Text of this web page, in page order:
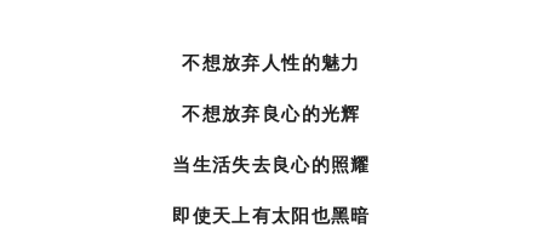
不想放弃人性的魅力
不想放弃良心的光辉
当生活失去良心的照耀
即使天上有太阳也黑暗